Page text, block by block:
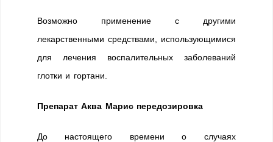
Возможно применение с другими
лекарственными средствами, использующимися
для лечения воспалительных заболеваний
глотки и гортани.
Препарат Аква Марис передозировка
До настоящего времени о случаях